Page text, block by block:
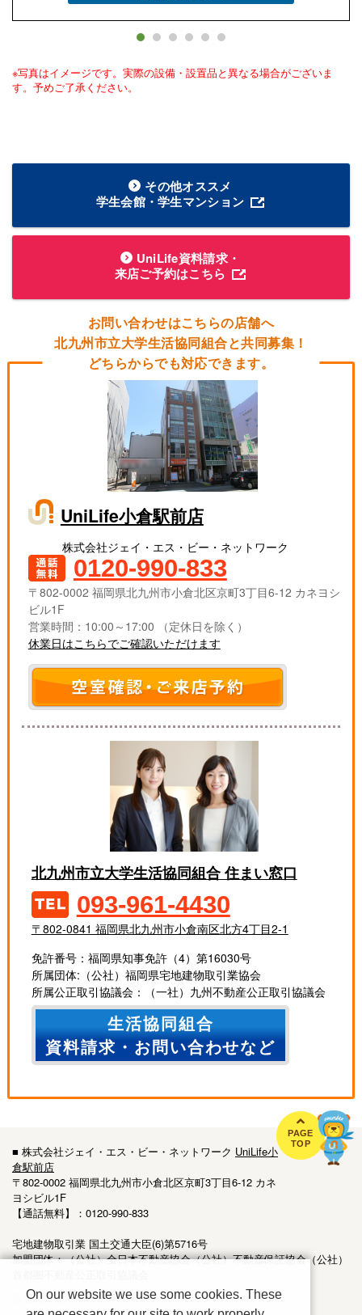
※写真はイメージです。実際の設備・設置品と異なる場合がございま
す。予めご了承ください。
その他オススメ
学生会館・学生マンション
UniLife資料請求・
来店ご予約はこちら
お問い合わせはこちらの店舗へ
北九州市立大学生活協同組合と共同募集！
どちらからでも対応できます。
UniLife小倉駅前店
株式会社ジェイ・エス・ビー・ネットワーク
0120-990-833
〒802-0002 福岡県北九州市小倉北区京町3丁目6-12 カネヨシ
ビル1F
営業時間：10:00～17:00 （定休日を除く）
休業日はこちらでご確認いただけます
北九州市立大学生活協同組合 住まい窓口
093-961-4430
〒802-0841 福岡県北九州市小倉南区北方4丁目2-1
免許番号：福岡県知事免許（4）第16030号
所属団体:（公社）福岡県宅地建物取引業協会
所属公正取引協議会：（一社）九州不動産公正取引協議会
生活協同組合
資料請求・お問い合わせなど
PAGE
TOP
■ 株式会社ジェイ・エス・ビー・ネットワーク UniLife小
倉駅前店
〒802-0002 福岡県北九州市小倉北区京町3丁目6-12 カネ
ヨシビル1F
【通話無料】：0120-990-833
宅地建物取引業 国土交通大臣(6)第5716号
加盟団体：（公社）全日本不動産協会（公社）不動産保証協会（公社）
広告有効期限：2026年9月30日
On our website we use some cookies. These